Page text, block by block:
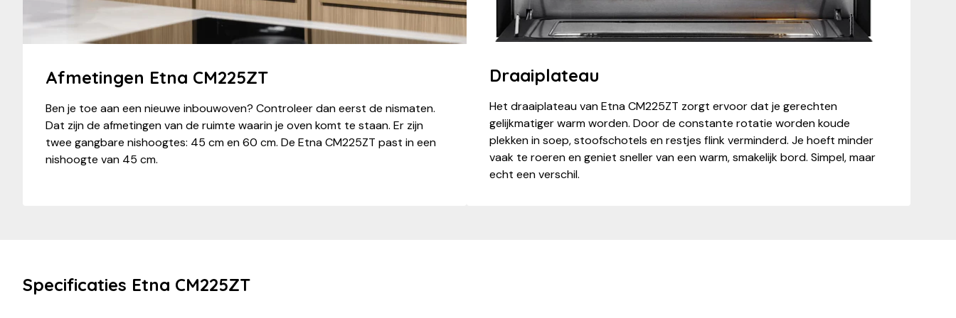
Afmetingen Etna CM225ZT
Ben je toe aan een nieuwe inbouwoven? Controleer dan eerst de nismaten.
Dat zijn de afmetingen van de ruimte waarin je oven komt te staan. Er zijn
twee gangbare nishoogtes: 45 cm en 60 cm. De Etna CM225ZT past in een
nishoogte van 45 cm.
Draaiplateau
Het draaiplateau van Etna CM225ZT zorgt ervoor dat je gerechten
gelijkmatiger warm worden. Door de constante rotatie worden koude
plekken in soep, stoofschotels en restjes flink verminderd. Je hoeft minder
vaak te roeren en geniet sneller van een warm, smakelijk bord. Simpel, maar
echt een verschil.
Specificaties Etna CM225ZT